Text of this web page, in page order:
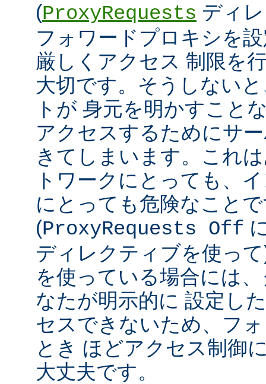
(ProxyRequests ディ
フォワードプロキシを
厳しくアクセス 制限を
大切です。そうしない
トが 身元を明かすこと
アクセスするためにサ
きてしまいます。これ
トワークにとっても、
にとっても危険なこと
(ProxyRequests Off
ディレクティブを使っ
を使っている場合には
なたが明示的に 設定し
セスできないため、フ
とき ほどアクセス制御
大丈夫です。